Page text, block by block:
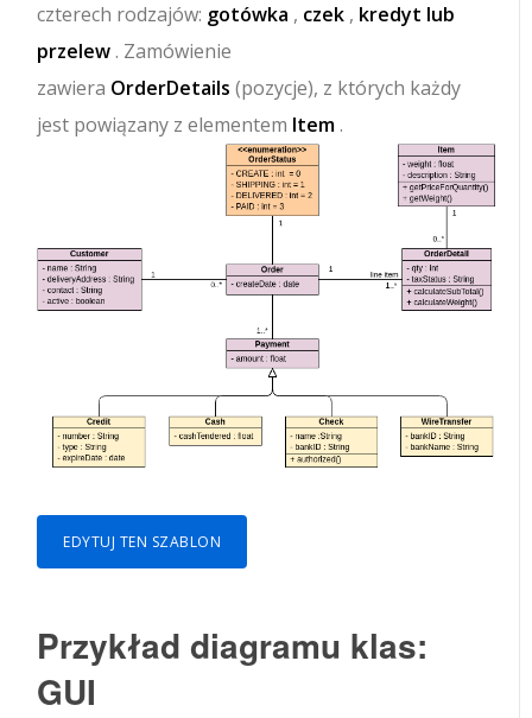
czterech rodzajów: gotówka , czek , kredyt lub
przelew. Zamówienie
zawiera OrderDetails (pozycje), z których każdy
jest powiązany z elementem Item.
EDYTUJ TEN SZABLON
Przykład diagramu klas:
GUI